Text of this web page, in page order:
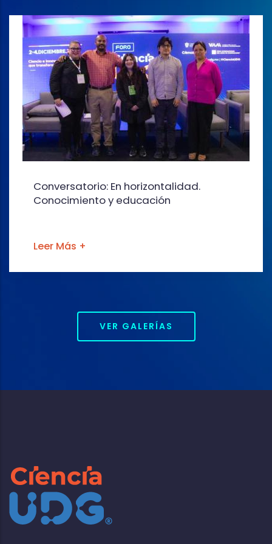
Conversatorio: En horizontalidad.
Conocimiento y educación
Leer Más +
VER GALERÍAS